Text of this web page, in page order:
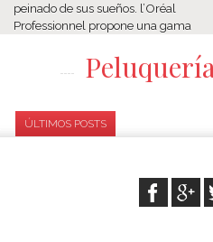
peinado de sus sueños. l’Oréal
Professionnel propone una gama
ÚLTIMOS POSTS